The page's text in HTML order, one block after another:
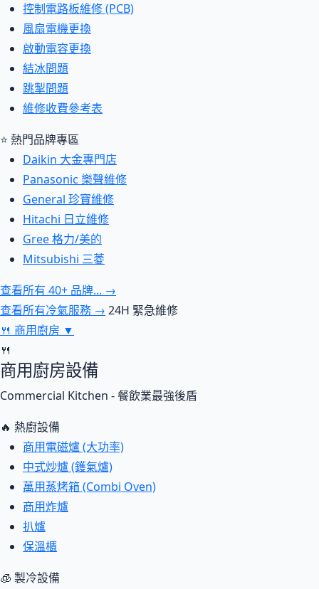
控制電路板維修 (PCB)
風扇電機更換
啟動電容更換
結冰問題
跳掣問題
維修收費參考表
⭐ 熱門品牌專區
Daikin 大金專門店
Panasonic 樂聲維修
General 珍寶維修
Hitachi 日立維修
Gree 格力/美的
Mitsubishi 三菱
查看所有 40+ 品牌... →
查看所有冷氣服務 → 24H 緊急維修
🍴 商用廚房 ▼
🍴
商用廚房設備
Commercial Kitchen - 餐飲業最強後盾
🔥 熱廚設備
商用電磁爐 (大功率)
中式炒爐 (鑊氣爐)
萬用蒸烤箱 (Combi Oven)
商用炸爐
扒爐
保溫櫃
🧊 製冷設備